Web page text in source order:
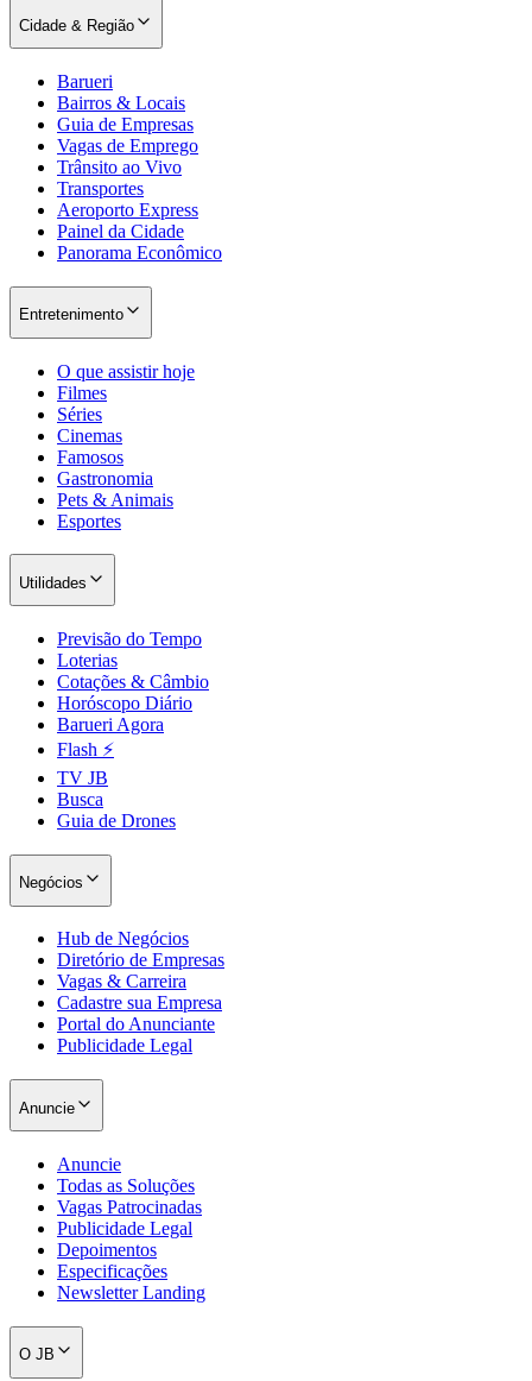
São Paulo
Santos
Cidade & Região
Barueri
Bairros & Locais
Guia de Empresas
Vagas de Emprego
Trânsito ao Vivo
Transportes
Aeroporto Express
Painel da Cidade
Panorama Econômico
Entretenimento
O que assistir hoje
Filmes
Séries
Cinemas
Famosos
Gastronomia
Pets & Animais
Esportes
Utilidades
Previsão do Tempo
Loterias
Cotações & Câmbio
Horóscopo Diário
Barueri Agora
Flash ⚡
TV JB
Busca
Guia de Drones
Negócios
Hub de Negócios
Diretório de Empresas
Vagas & Carreira
Cadastre sua Empresa
Portal do Anunciante
Publicidade Legal
Anuncie
Anuncie
Todas as Soluções
Vagas Patrocinadas
Publicidade Legal
Depoimentos
Especificações
Newsletter Landing
O JB